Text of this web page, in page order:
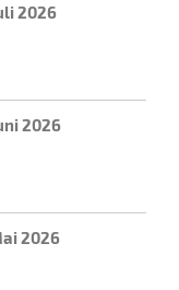
2026
2026
2026